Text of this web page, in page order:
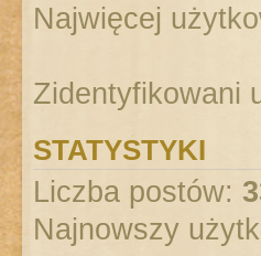
Najwięcej
Zidentyfikowani
STATYSTYKI
Liczba postów:
Najnowszy